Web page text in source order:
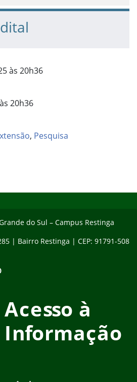
às 20h36
20h36
, Pesquisa
do Sul – Campus Restinga
| Bairro Restinga | CEP: 91791-508